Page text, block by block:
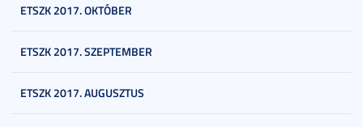
ETSZK 2017. OKTÓBER
ETSZK 2017. SZEPTEMBER
ETSZK 2017. AUGUSZTUS